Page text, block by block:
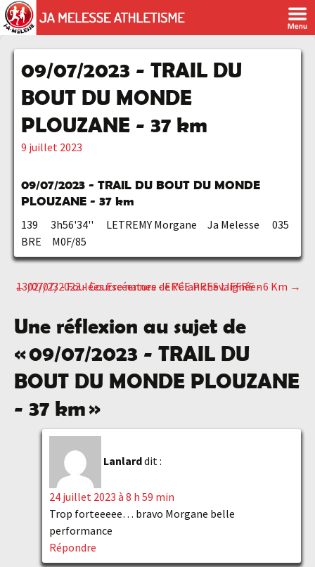
09/07/2023 - TRAIL DU
BOUT DU MONDE
PLOUZANE - 37 km
9 juillet 2023
09/07/2023 - TRAIL DU BOUT DU MONDE
PLOUZANE - 37 km
139 3h56'34'' LETREMY Morgane Ja Melesse 035
BRE M0F/85
Navigation
des
articles
←02/07/2023 - Course nature de l'élan chevaignéen
13/07/23 - Foulées Ercéennes - ERCE PRES LIFFRE - 6 Km →
Une réflexion au sujet de
«09/07/2023 - TRAIL DU
BOUT DU MONDE PLOUZANE
- 37 km»
Lanlarddit :
24 juillet 2023 à 8 h 59 min
Trop forteeeee… bravo Morgane belle
performance
Répondre